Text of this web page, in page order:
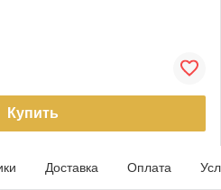
Купить
Доставка Оплата